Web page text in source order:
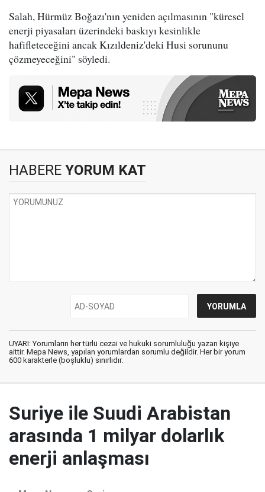
Salah, Hürmüz Boğazı'nın yeniden açılmasının "küresel
enerji piyasaları üzerindeki baskıyı kesinlikle
hafifleteceğini ancak Kızıldeniz'deki Husi sorununu
çözmeyeceğini" söyledi.
HABERE YORUM KAT
UYARI: Yorumların her türlü cezai ve hukuki sorumluluğu yazan kişiye
aittir. Mepa News, yapılan yorumlardan sorumlu değildir. Her bir yorum
600 karakterle (boşluklu) sınırlıdır.
Suriye ile Suudi Arabistan
arasında 1 milyar dolarlık
enerji anlaşması